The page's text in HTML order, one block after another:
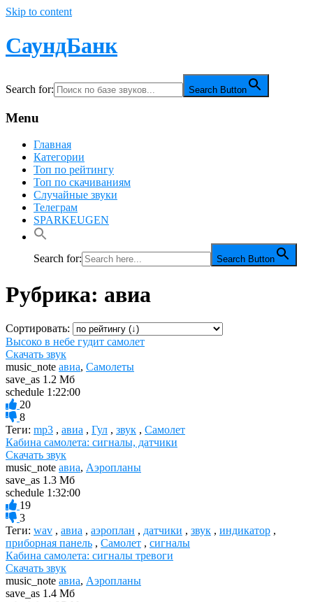
Skip to content
СаундБанк
Search for: Search Button
Menu
Главная
Категории
Топ по рейтингу
Топ по скачиваниям
Случайные звуки
Телеграм
SPARKEUGEN
Search for: Search Button
Рубрика: авиа
Сортировать:
Высоко в небе гудит самолет
Скачать звук
music_note авиа, Самолеты
save_as 1.2 Мб
schedule 1:22:00
20
8
Теги: mp3 , авиа , Гул , звук , Самолет
Кабина самолета: сигналы, датчики
Скачать звук
music_note авиа, Аэропланы
save_as 1.3 Мб
schedule 1:32:00
19
3
Теги: wav , авиа , аэроплан , датчики , звук , индикатор ,
приборная панель , Самолет , сигналы
Кабина самолета: сигналы тревоги
Скачать звук
music_note авиа, Аэропланы
save_as 1.4 Мб